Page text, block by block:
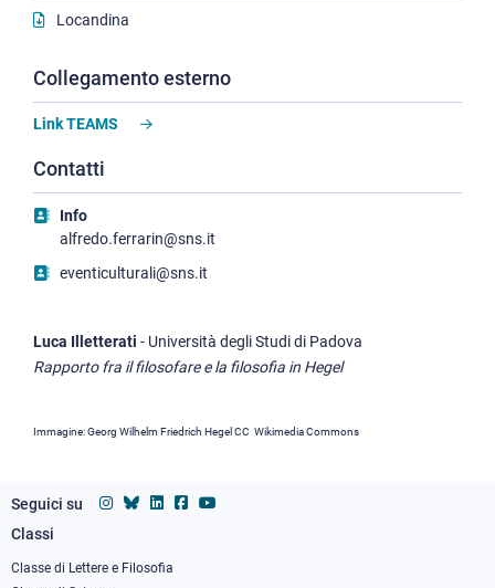
Locandina
Collegamento esterno
Link TEAMS
Contatti
Info
alfredo.ferrarin@sns.it
eventiculturali@sns.it
Luca Illetterati - Università degli Studi di Padova
Rapporto fra il filosofare e la filosofia in Hegel
Immagine: Georg Wilhelm Friedrich Hegel CC Wikimedia Commons
Seguici su
Footer
column
Classi
Classe di Lettere e Filosofia